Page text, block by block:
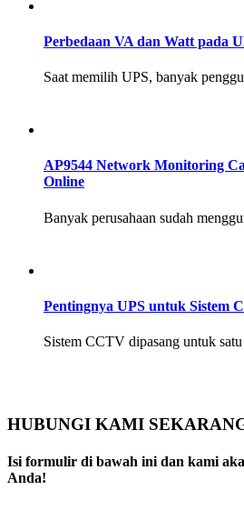
Perbedaan VA dan Watt pada
Saat memilih UPS, banyak
AP9544 Network Monitoring
Online
Banyak perusahaan sudah
Pentingnya UPS untuk Sistem
Sistem CCTV dipasang untuk
HUBUNGI KAMI
Isi formulir di bawah ini dan kami
Anda!